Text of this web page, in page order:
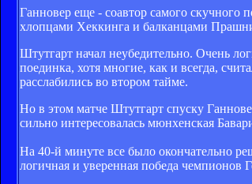
Ганновер еще - соавтор самого скучного
хлопцами Хеккинга и балканцами
Штутгарт начал неубедительно. Очень
поединка, хотя многие, как и всегда,
расслабились во втором тайме.
Но в этом матче Штутгарт спуску
сильно интересовалась мюнхенская
На 40-й минуте все было окончательно
логичная и уверенная победа чемпионов